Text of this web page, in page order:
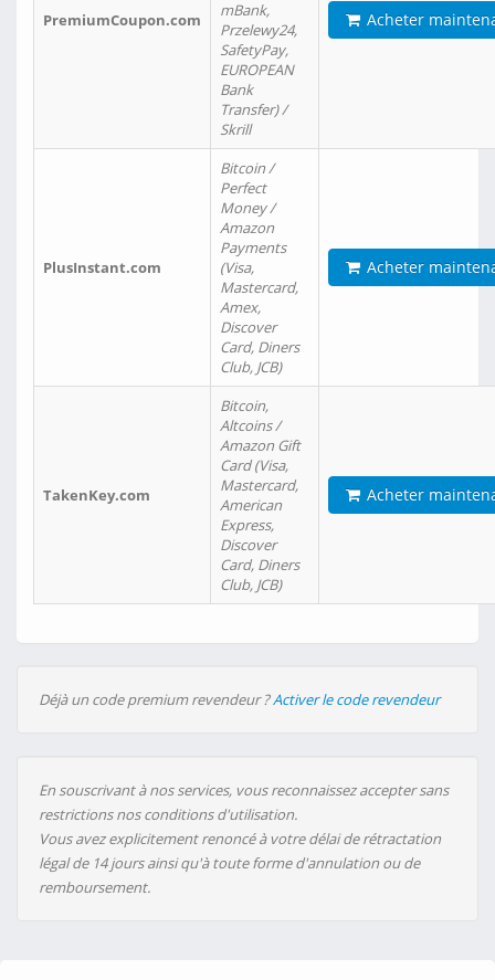
PremiumCoupon.com
mBank,
Przelewy24,
SafetyPay,
EUROPEAN
Bank
Transfer) /
Skrill
Acheter
PlusInstant.com
Bitcoin /
Perfect
Money /
Amazon
Payments
(Visa,
Mastercard,
Amex,
Discover
Card, Diners
Club, JCB)
Acheter
TakenKey.com
Bitcoin,
Altcoins /
Amazon Gift
Card (Visa,
Mastercard,
American
Express,
Discover
Card, Diners
Club, JCB)
Acheter
Déjà un code premium revendeur ?Activer le code revendeur
En souscrivant à nos services, vous reconnaissez accepter sans
restrictions nos conditions d'utilisation.
Vous avez explicitement renoncé à votre délai de rétractation
légal de 14 jours ainsi qu'à toute forme d'annulation ou de
remboursement.